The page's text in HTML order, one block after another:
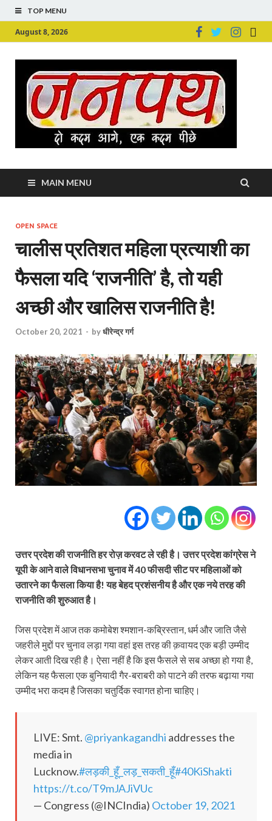
TOP MENU
August 8, 2026
MAIN MENU
OPEN SPACE
चालीस प्रतिशत महिला प्रत्याशी का
फैसला यदि ‘राजनीति’ है, तो यही
अच्छी और खालिस राजनीति है!
October 20, 2021 - byधीरेन्द्र गर्ग
उत्तर प्रदेश की राजनीति हर रोज़ करवट ले रही है। उत्तर प्रदेश कांग्रेस ने
यूपी के आने वाले विधानसभा चुनाव में 40 फीसदी सीट पर महिलाओं को
उतारने का फैसला किया है! यह बेहद प्रशंसनीय है और एक नये तरह की
राजनीति की शुरुआत है।
जिस प्रदेश में आज तक कमोबेश श्मशान-कब्रिस्तान, धर्म और जाति जैसे
जहरीले मुद्दों पर चुनाव लड़ा गया वहां इस तरह की क़वायद एक बड़ी उम्मीद
लेकर आती दिख रही है। ऐसा नहीं है कि इस फैसले से सब अच्छा हो गया है,
लेकिन यह फैसला एक बुनियादी गैर-बराबरी को पाटने की तरफ बढ़ाया गया
उम्मीद भरा कदम है जिसका चतुर्दिक स्वागत होना चाहिए।
LIVE: Smt. @priyankagandhi addresses the
media in
Lucknow.#लड़की_हूँ_लड़_सकती_हूँ#40KiShakti
https://t.co/T9mJAJiVUc
— Congress (@INCIndia) October 19, 2021